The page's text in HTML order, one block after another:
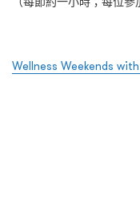
Wellness Weekends